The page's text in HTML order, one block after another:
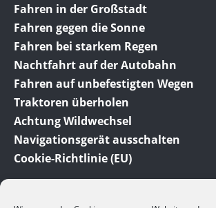
Fahren in der Großstadt
Fahren gegen die Sonne
Fahren bei starkem Regen
Nachtfahrt auf der Autobahn
Fahren auf unbefestigten Wegen
Traktoren überholen
Achtung Wildwechsel
Navigationsgerät ausschalten
Cookie-Richtlinie (EU)